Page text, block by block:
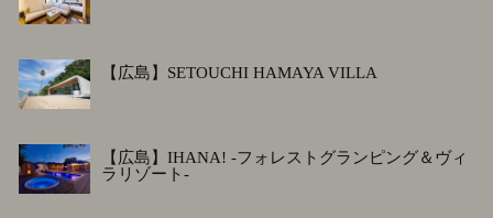
【広島】SETOUCHI HAMAYA VILLA
【広島】IHANA! -フォレストグランピング＆ヴィ
ラリゾート-